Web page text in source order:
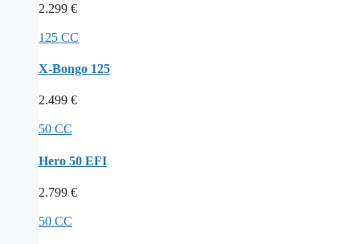
2.299 €
125 CC
X-Bongo 125
2.499 €
50 CC
Hero 50 EFI
2.799 €
50 CC